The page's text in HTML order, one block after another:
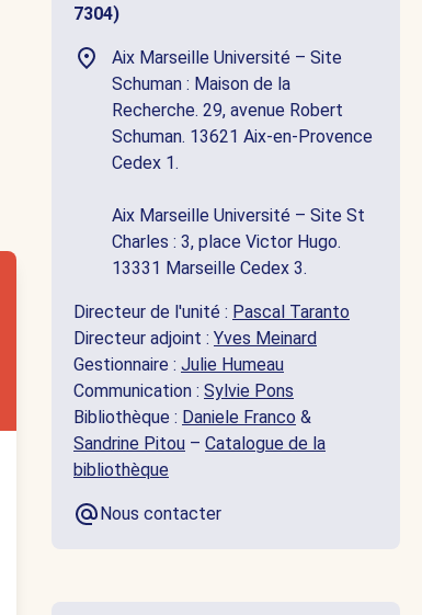
7304)
Aix Marseille Université – Site
Schuman : Maison de la
Recherche. 29, avenue Robert
Schuman. 13621 Aix-en-Provence
Cedex 1.
Aix Marseille Université – Site St
Charles : 3, place Victor Hugo.
13331 Marseille Cedex 3.
Directeur de l'unité : Pascal Taranto
Directeur adjoint : Yves Meinard
Gestionnaire : Julie Humeau
Communication : Sylvie Pons
Bibliothèque : Daniele Franco &
Sandrine Pitou – Catalogue de la
bibliothèque
Nous contacter